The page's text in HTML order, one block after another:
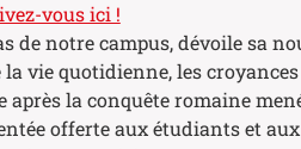
vous ici !
de notre campus, dévoile sa
la vie quotidienne, les
la conquête romaine
offerte aux étudiants et